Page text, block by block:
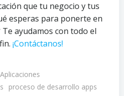
que tu negocio y tus
esperas para ponerte en
ayudamos con todo el
¡Contáctanos!
proceso de desarrollo apps